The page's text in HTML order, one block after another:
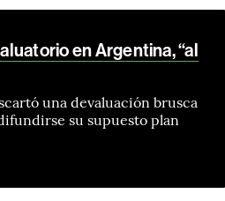
en Argentina, “al
una devaluación brusca
su supuesto plan